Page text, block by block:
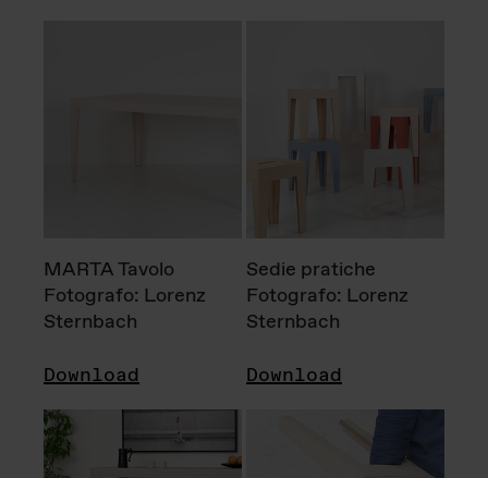
MARTA Tavolo
Fotografo: Lorenz
Sternbach
Download
Sedie pratiche
Fotografo: Lorenz
Sternbach
Download